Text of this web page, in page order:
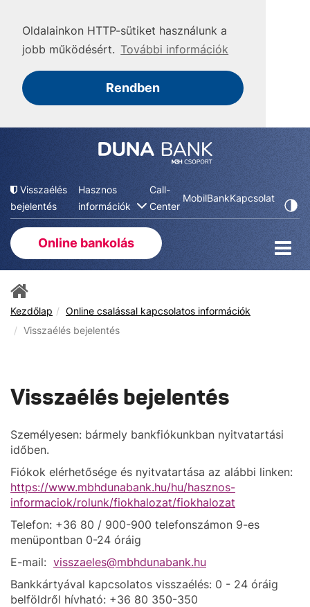
Oldalainkon HTTP-sütiket használunk a
jobb működésért. További információk
Rendben
Visszaélés
bejelentés
Hasznos
információk
Call-
Center
MobilBankKapcsolat
Online bankolás
Kezdőlap
Online csalással kapcsolatos információk
Visszaélés bejelentés
Visszaélés bejelentés
Személyesen: bármely bankfiókunkban nyitvatartási
időben.
Fiókok elérhetősége és nyitvatartása az alábbi linken:
https://www.mbhdunabank.hu/hu/hasznos-
informaciok/rolunk/fiokhalozat/fiokhalozat
Telefon: +36 80 / 900-900 telefonszámon 9-es
menüpontban 0-24 óráig
E-mail: visszaeles@mbhdunabank.hu
Bankkártyával kapcsolatos visszaélés: 0 - 24 óráig
belföldről hívható: +36 80 350-350